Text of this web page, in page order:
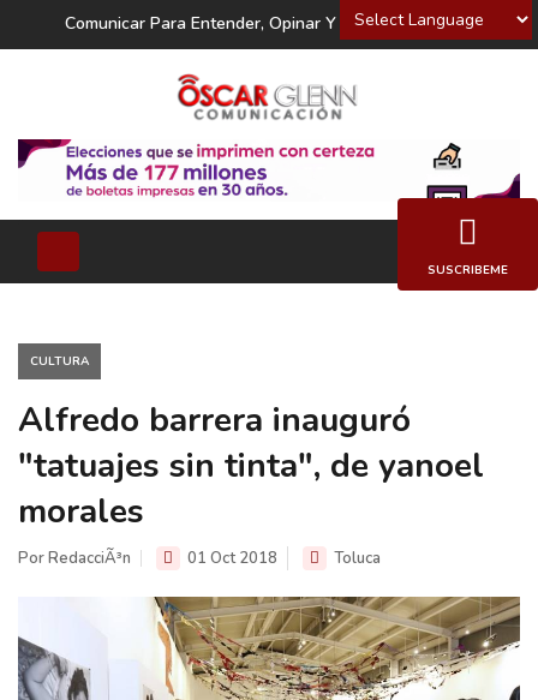
Powered by
Comunicar Para Entender, Opinar Y Decidir
CULTURA
Alfredo barrera inauguró
"tatuajes sin tinta", de yanoel
morales
Por RedacciÃ³n 01 Oct 2018 Toluca
SUSCRIBEME